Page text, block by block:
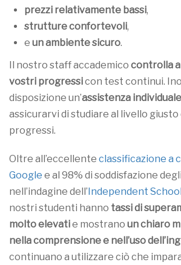
prezzi relativamente bassi,
strutture confortevoli,
e un ambiente sicuro.
Il nostro staff accademico controlla
vostri progressicon test continui.
disposizione un’assistenza
assicurarvi di studiare al livello giusto
progressi.
Oltre all’eccellente classificazione a
Google e al 98% di soddisfazione
nell’indagine dell’Independent
nostri studenti hanno tassi di
molto elevatie mostrano un chiaro
nella comprensione e nell’uso
continuano a utilizzare ciò che